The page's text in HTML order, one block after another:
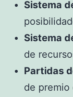
Sistema
Sistema
de
Partidas
de